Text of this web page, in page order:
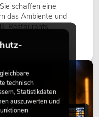
schaffen eine
das Ambiente und
Restaurants,
auf Messeständen:
längst zum
technisch
Statistikdaten
auszuwerten und